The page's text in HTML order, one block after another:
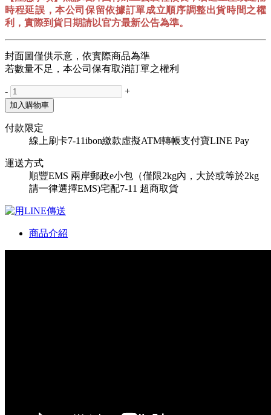
時程延誤，本公司保留依據訂單成立順序調整出貨時間之權
利，實際到貨日期請以官方最新公告為準。
封面圖僅供示意，依實際商品為準
若數量不足，本公司保有取消訂單之權利
- +
加入購物車
付款限定
線上刷卡7-11ibon繳款虛擬ATM轉帳支付寶LINE Pay
運送方式
順豐EMS 兩岸郵政e小包（僅限2kg內，大於或等於2kg
請一律選擇EMS)宅配7-11 超商取貨
商品介紹